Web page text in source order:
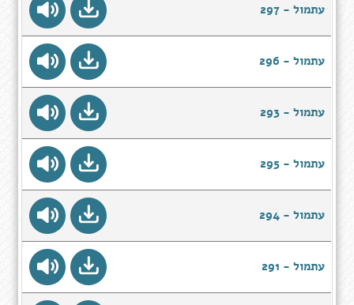
עתמול - 297
עתמול - 296
עתמול - 293
עתמול - 295
עתמול - 294
עתמול - 291